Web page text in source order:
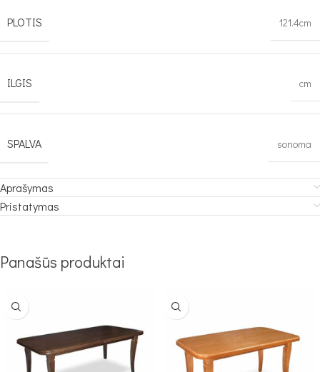
PLOTIS 121.4cm
ILGIS cm
SPALVA sonoma
Aprašymas
Pristatymas
Panašūs produktai